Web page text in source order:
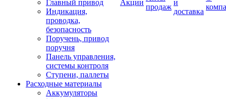
Главный привод
Индикация,
проводка,
безопасность
Поручень, привод
поручня
Панель управления,
системы контроля
Ступени, паллеты
Расходные материалы
Аккумуляторы
Акции
продаж
и
доставка